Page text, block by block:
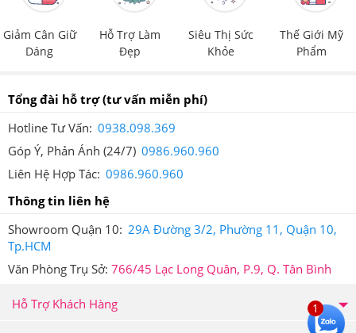
Giảm Cân Giữ
Dáng
Hỗ Trợ Làm
Đẹp
Siêu Thị Sức
Khỏe
Thế Giới Mỹ
Phẩm
Tổng đài hỗ trợ(tư vấn miễn phí)
Hotline Tư Vấn: 0938.098.369
Góp Ý, Phản Ánh (24/7) 0986.960.960
Liên Hệ Hợp Tác: 0986.960.960
Thông tin liên hệ
Showroom Quận 10: 29A Đường 3/2, Phường 11, Quận 10,
Tp.HCM
Văn Phòng Trụ Sở: 766/45 Lạc Long Quân, P.9, Q. Tân Bình
Hỗ Trợ Khách Hàng 1